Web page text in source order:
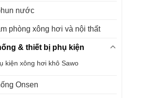
nước
phòng xông hơi và nội thất
& thiết bị phụ kiện
kiện xông hơi khô Sawo
Onsen